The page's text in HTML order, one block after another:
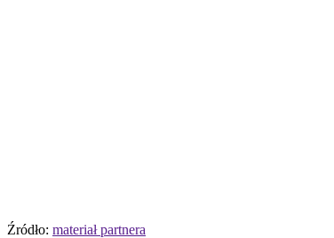
Źródło: materiał partnera